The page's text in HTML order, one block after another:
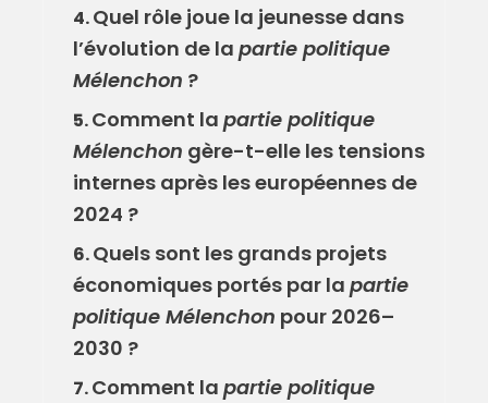
4.Quel rôle joue la jeunesse dans
l’évolution de la partie politique
Mélenchon ?
5.Comment la partie politique
Mélenchon gère-t-elle les tensions
internes après les européennes de
2024 ?
6.Quels sont les grands projets
économiques portés par la partie
politique Mélenchon pour 2026–
2030 ?
7.Comment la partie politique